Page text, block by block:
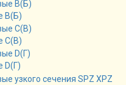
В(Б)
C(B)
D(Г)